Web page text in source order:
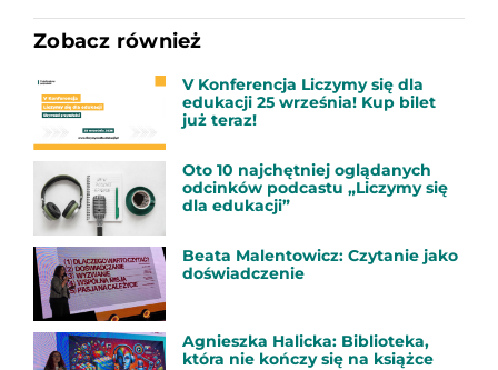
Zobacz również
V Konferencja Liczymy się dla
edukacji 25 września! Kup bilet
już teraz!
Oto 10 najchętniej oglądanych
odcinków podcastu „Liczymy się
dla edukacji”
Beata Malentowicz: Czytanie jako
doświadczenie
Agnieszka Halicka: Biblioteka,
która nie kończy się na książce